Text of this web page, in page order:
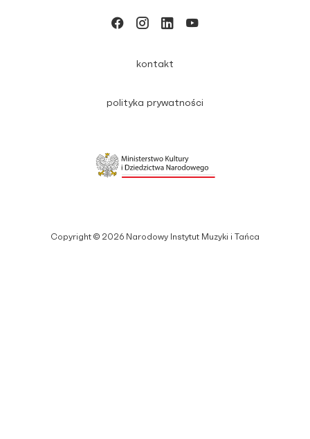
Copyright © 2026 Narodowy Instytut Muzyki i Tańca
kontakt
polityka prywatności